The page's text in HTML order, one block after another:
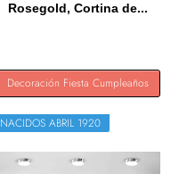
Rosegold, Cortina de...
Decoración Fiesta Cumpleaños
NACIDOS ABRIL 1920